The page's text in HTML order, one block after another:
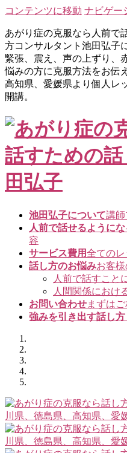
コンテンツに移動 ナビゲー
あがり症の克服なら人前で
方コンサルタント池田弘子
緊張、震え、声の上ずり、
悩みの方に克服方法をお伝
高知県、愛媛県より個人レ
開講。
池田弘子について講
人前で話せるように
容
サービス費用全てのレ
話し方のお悩みお客
人前で話すこと
人間関係におけ
お問い合わせまずは
強みを引き出す話し方